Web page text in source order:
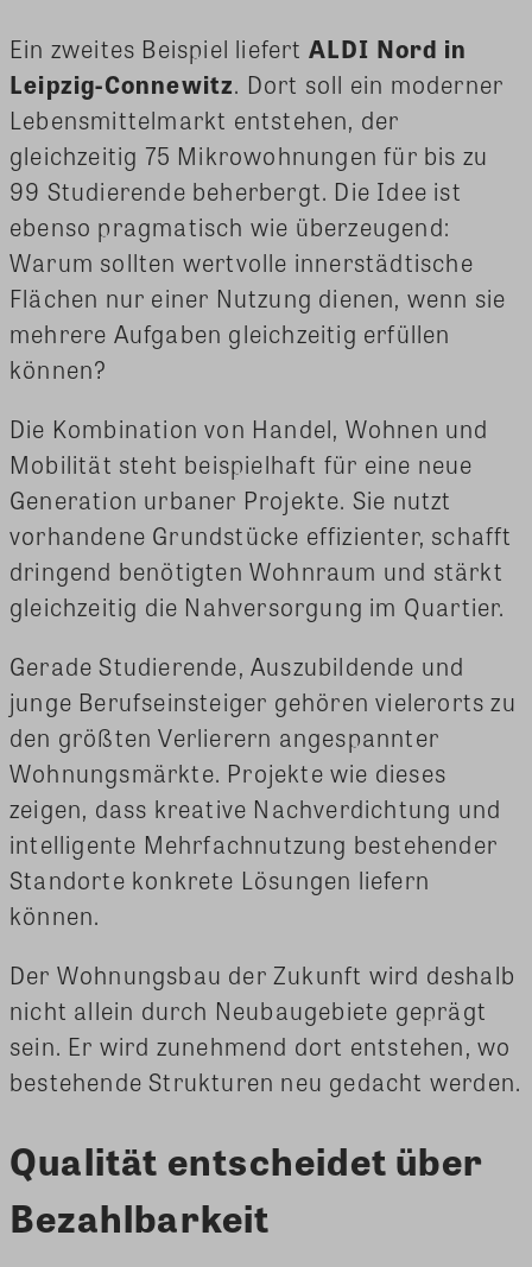
Ein zweites Beispiel liefert ALDI Nord in
Leipzig-Connewitz. Dort soll ein moderner
Lebensmittelmarkt entstehen, der
gleichzeitig 75 Mikrowohnungen für bis zu
99 Studierende beherbergt. Die Idee ist
ebenso pragmatisch wie überzeugend:
Warum sollten wertvolle innerstädtische
Flächen nur einer Nutzung dienen, wenn sie
mehrere Aufgaben gleichzeitig erfüllen
können?
Die Kombination von Handel, Wohnen und
Mobilität steht beispielhaft für eine neue
Generation urbaner Projekte. Sie nutzt
vorhandene Grundstücke effizienter, schafft
dringend benötigten Wohnraum und stärkt
gleichzeitig die Nahversorgung im Quartier.
Gerade Studierende, Auszubildende und
junge Berufseinsteiger gehören vielerorts zu
den größten Verlierern angespannter
Wohnungsmärkte. Projekte wie dieses
zeigen, dass kreative Nachverdichtung und
intelligente Mehrfachnutzung bestehender
Standorte konkrete Lösungen liefern
können.
Der Wohnungsbau der Zukunft wird deshalb
nicht allein durch Neubaugebiete geprägt
sein. Er wird zunehmend dort entstehen, wo
bestehende Strukturen neu gedacht werden.
Qualität entscheidet über
Bezahlbarkeit